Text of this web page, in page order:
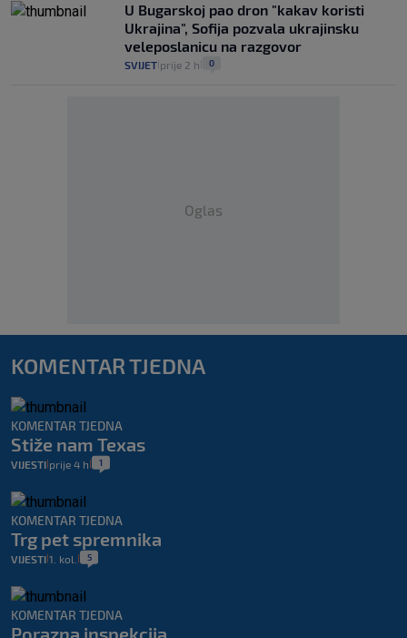
U Bugarskoj pao dron "kakav koristi
Ukrajina", Sofija pozvala ukrajinsku
veleposlanicu na razgovor
SVIJET prije 2 h 0
Oglas
KOMENTAR TJEDNA
KOMENTAR TJEDNA
Stiže nam Texas
VIJESTI prije 4 h 1
KOMENTAR TJEDNA
Trg pet spremnika
VIJESTI 1. kol. 5
KOMENTAR TJEDNA